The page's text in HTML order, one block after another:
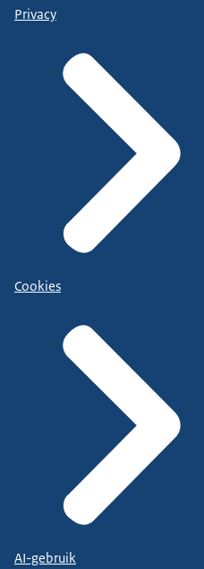
Privacy
Cookies
AI-gebruik